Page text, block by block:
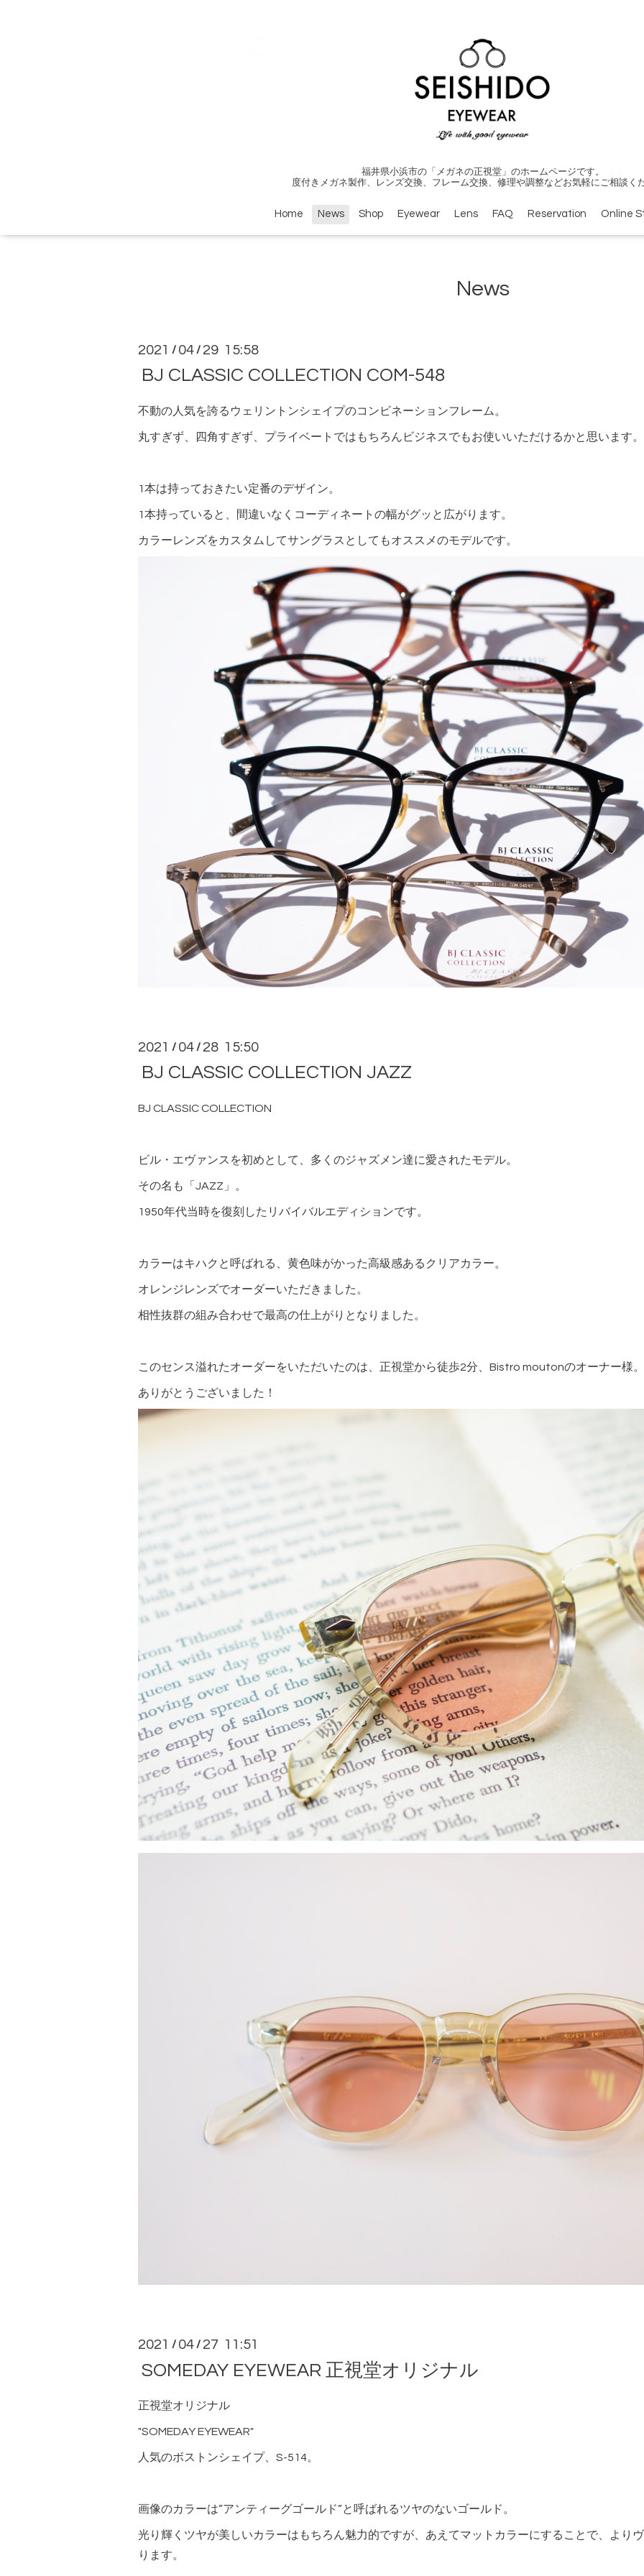
福井県小浜市の「メガネの正視堂」のホームページです。
度付きメガネ製作、レンズ交換、フレーム交換、修理や調整などお気軽にご相談く
Home News Shop Eyewear Lens FAQ Reservation Online
News
2021 / 04 / 29 15:58
BJ CLASSIC COLLECTION COM-548
不動の人気を誇るウェリントンシェイプのコンビネーションフレーム。
丸すぎず、四角すぎず、プライベートではもちろんビジネスでもお使いいただけるかと思います。
1本は持っておきたい定番のデザイン。
1本持っていると、間違いなくコーディネートの幅がグッと広がります。
カラーレンズをカスタムしてサングラスとしてもオススメのモデルです。
2021 / 04 / 28 15:50
BJ CLASSIC COLLECTION JAZZ
BJ CLASSIC COLLECTION
ビル・エヴァンスを初めとして、多くのジャズメン達に愛されたモデル。
その名も「JAZZ」。
1950年代当時を復刻したリバイバルエディションです。
カラーはキハクと呼ばれる、黄色味がかった高級感あるクリアカラー。
オレンジレンズでオーダーいただきました。
相性抜群の組み合わせで最高の仕上がりとなりました。
このセンス溢れたオーダーをいただいたのは、正視堂から徒歩2分、Bistro moutonのオーナー様。
ありがとうございました！
2021 / 04 / 27 11:51
SOMEDAY EYEWEAR 正視堂オリジナル
正視堂オリジナル
"SOMEDAY EYEWEAR"
人気のボストンシェイプ、S-514。
画像のカラーは”アンティーグゴールド”と呼ばれるツヤのないゴールド。
光り輝くツヤが美しいカラーはもちろん魅力的ですが、あえてマットカラーにすることで、より
ります。